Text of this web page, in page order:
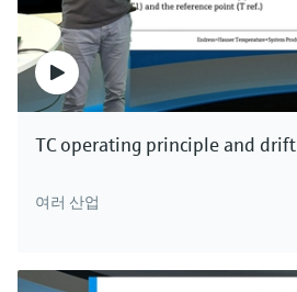
TC operating principle and drift
여러 산업